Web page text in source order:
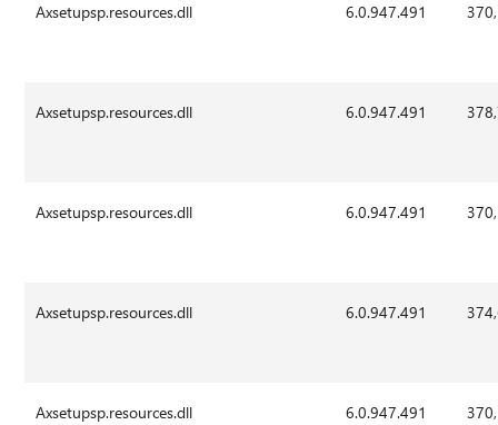
Axsetupsp.resources.dll 6.0.947.491
Axsetupsp.resources.dll 6.0.947.491
Axsetupsp.resources.dll 6.0.947.491
Axsetupsp.resources.dll 6.0.947.491
Axsetupsp.resources.dll 6.0.947.491